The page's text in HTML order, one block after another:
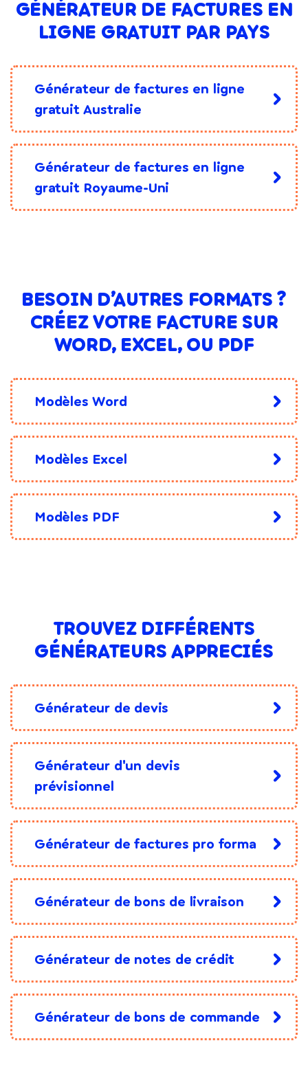
GÉNÉRATEUR DE FACTURES EN
LIGNE GRATUIT PAR PAYS
Générateur de factures en ligne
gratuit Australie
Générateur de factures en ligne
gratuit Royaume-Uni
BESOIN D’AUTRES FORMATS ?
CRÉEZ VOTRE FACTURE SUR
WORD, EXCEL, OU PDF
Modèles Word
Modèles Excel
Modèles PDF
TROUVEZ DIFFÉRENTS
GÉNÉRATEURS APPRECIÉS
Générateur de devis
Générateur d'un devis
prévisionnel
Générateur de factures pro forma
Générateur de bons de livraison
Générateur de notes de crédit
Générateur de bons de commande